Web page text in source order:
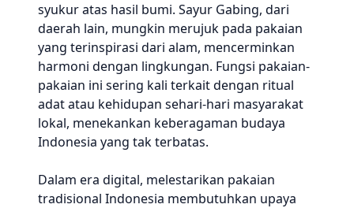
syukur atas hasil bumi. Sayur Gabing, dari
daerah lain, mungkin merujuk pada pakaian
yang terinspirasi dari alam, mencerminkan
harmoni dengan lingkungan. Fungsi pakaian-
pakaian ini sering kali terkait dengan ritual
adat atau kehidupan sehari-hari masyarakat
lokal, menekankan keberagaman budaya
Indonesia yang tak terbatas.
Dalam era digital, melestarikan pakaian
tradisional Indonesia membutuhkan upaya